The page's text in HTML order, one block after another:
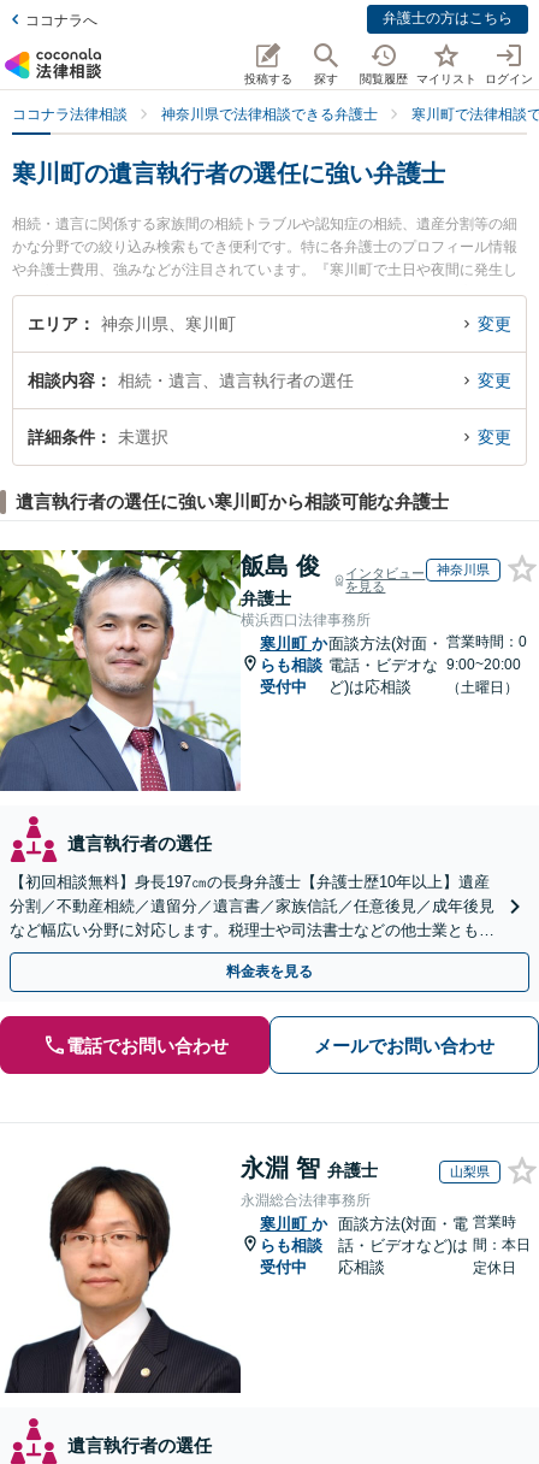
ココナラへ 弁護士の方はこちら
投稿する 探す 閲覧履歴 マイリスト ログイン
ココナラ法律相談 神奈川県で法律相談できる弁護士 寒川町で法律相談
寒川町の遺言執行者の選任に強い弁護士
相続・遺言に関係する家族間の相続トラブルや認知症の相続、遺産分割等の細
かな分野での絞り込み検索もでき便利です。特に各弁護士のプロフィール情報
や弁護士費用、強みなどが注目されています。『寒川町で土日や夜間に発生し
た遺言執行者の選任のトラブルを今すぐに弁護士に相談したい』『遺言執行者
の選任のトラブル解決の実績豊富な近くの弁護士を検索したい』『初回相談無
エリア 神奈川県、寒川町 変更
相談内容 相続・遺言、遺言執行者の選任 変更
詳細条件 未選択 変更
遺言執行者の選任に強い寒川町から相談可能な弁護士
飯島 俊
弁護士
インタビュー
を見る
神奈川県
横浜西口法律事務所
寒川町 か
らも相談
受付中
面談方法(対面・
電話・ビデオな
ど)は応相談
営業時間：0
9:00~20:00
（土曜日）
遺言執行者の選任
【初回相談無料】身長197㎝の長身弁護士【弁護士歴10年以上】遺産
分割／不動産相続／遺留分／遺言書／家族信託／任意後見／成年後見
など幅広い分野に対応します。税理士や司法書士などの他士業とも連
携【出張相談】【夜間・休日面談】【横浜駅7分】
料金表を見る
電話でお問い合わせ メールでお問い合わせ
永淵 智 弁護士 山梨県
永淵総合法律事務所
寒川町 か
らも相談
受付中
面談方法(対面・電
話・ビデオなど)は
応相談
営業時
間：本日
定休日
遺言執行者の選任